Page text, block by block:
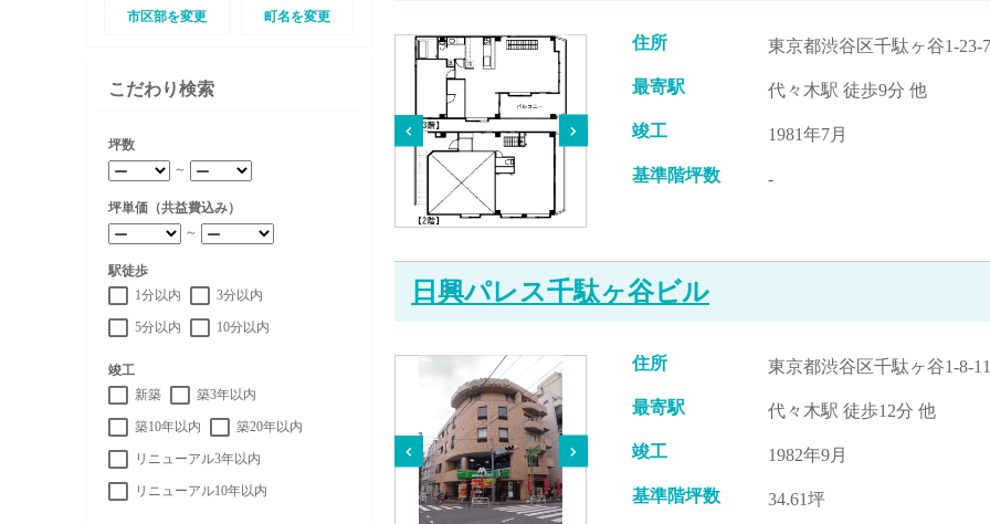
市区部を変更
町名を変更
こだわり検索
坪数
～
坪単価（共益費込み）
～
駅徒歩
1分以内
3分以内
5分以内 10分以内
竣工
新築
築3年以内
築10年以内 築20年以内
リニューアル3年以内
リニューアル10年以内
住所 東京都渋谷区千駄ヶ谷1-23-7
最寄駅 代々木駅 徒歩9分 他
竣工 1981年7月
基準階坪数 -
日興パレス千駄ヶ谷ビル
住所 東京都渋谷区千駄ヶ谷1-8-11
最寄駅 代々木駅 徒歩12分 他
竣工 1982年9月
基準階坪数 34.61坪